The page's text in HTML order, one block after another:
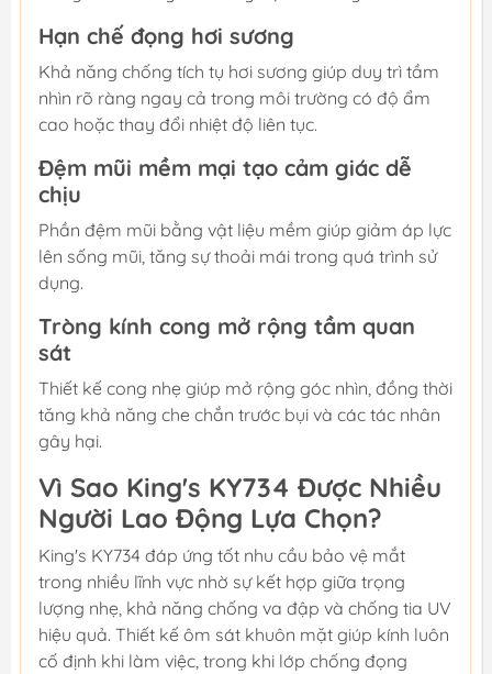
Hạn chế đọng hơi sương
Khả năng chống tích tụ hơi sương giúp duy trì tầm
nhìn rõ ràng ngay cả trong môi trường có độ ẩm
cao hoặc thay đổi nhiệt độ liên tục.
Đệm mũi mềm mại tạo cảm giác dễ
chịu
Phần đệm mũi bằng vật liệu mềm giúp giảm áp lực
lên sống mũi, tăng sự thoải mái trong quá trình sử
dụng.
Tròng kính cong mở rộng tầm quan
sát
Thiết kế cong nhẹ giúp mở rộng góc nhìn, đồng thời
tăng khả năng che chắn trước bụi và các tác nhân
gây hại.
Vì Sao King's KY734 Được Nhiều
Người Lao Động Lựa Chọn?
King's KY734 đáp ứng tốt nhu cầu bảo vệ mắt
trong nhiều lĩnh vực nhờ sự kết hợp giữa trọng
lượng nhẹ, khả năng chống va đập và chống tia UV
hiệu quả. Thiết kế ôm sát khuôn mặt giúp kính luôn
cố định khi làm việc, trong khi lớp chống đọng